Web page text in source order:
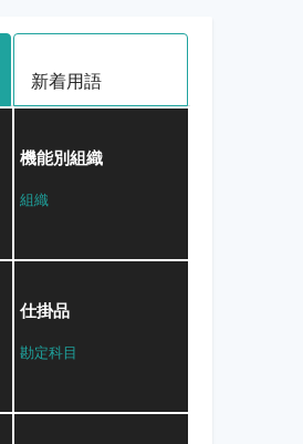
新着用語
機能別組織
組織
仕掛品
勘定科目